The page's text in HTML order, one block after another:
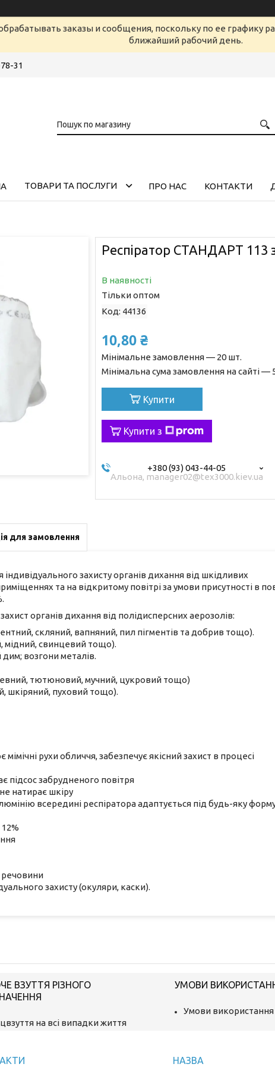
заказы и сообщения, поскольку по ее графику
ближайший рабочий день.
31
ТОВАРИ ТА ПОСЛУГИ ПРО НАС КОНТАКТИ
Респіратор СТАНДАРТ 113
В наявності
Тільки оптом
Код: 44136
10,80 ₴
Мінімальне замовлення — 20 шт.
Мінімальна сума замовлення на сайті —
Купити
Купити з
+380 (93) 043-44-05
Альона, manager02@tex3000.kiev.ua
для замовлення
захисту органів дихання від шкідливих
та на відкритому повітрі за умови присутності в
органів дихання від полідисперсних аерозолів:
скляний, вапняний, пил пігментів та добрив тощо).
мідний, свинцевий тощо).
возгони металів.
тютюновий, мучний, цукровий тощо)
шкіряний, пуховий тощо).
рухи обличчя, забезпечує якісний захист в процесі
підсос забрудненого повітря
натирає шкіру
всередині респіратора адаптується під будь-яку
речовини
захисту (окуляри, каски).
ВЗУТТЯ РІЗНОГО
на всі випадки життя
УМОВИ
Умови використання